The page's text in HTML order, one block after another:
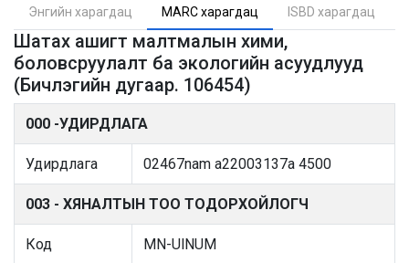
Энгийн харагдац MARC харагдац ISBD харагдац
Шатах ашигт малтмалын хими,
боловсруулалт ба экологийн асуудлууд
(Бичлэгийн дугаар. 106454)
000 -УДИРДЛАГА
Удирдлага 02467nam a22003137a 4500
003 - ХЯНАЛТЫН ТОО ТОДОРХОЙЛОГЧ
Код MN-UlNUM